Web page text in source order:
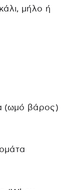
μήλο ή
(ωμό βάρος)